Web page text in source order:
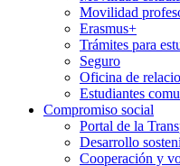
Movilidad
Erasmus+
Trámites para
Seguro
Oficina de
Estudiantes
Compromiso social
Portal de la
Desarrollo
Cooperación y